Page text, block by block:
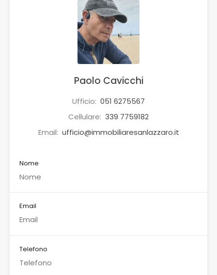
Paolo Cavicchi
Ufficio: 051 6275567
Cellulare: 339 7759182
Email: ufficio@immobiliaresanlazzaro.it
Nome
Email
Telefono